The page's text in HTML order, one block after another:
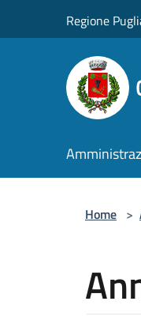
Regione
Home >